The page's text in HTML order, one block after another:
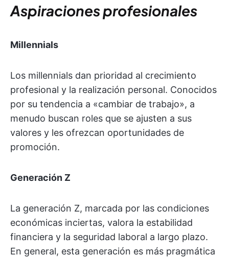
Aspiraciones profesionales
Millennials
Los millennials dan prioridad al crecimiento
profesional y la realización personal. Conocidos
por su tendencia a «cambiar de trabajo», a
menudo buscan roles que se ajusten a sus
valores y les ofrezcan oportunidades de
promoción.
Generación Z
La generación Z, marcada por las condiciones
económicas inciertas, valora la estabilidad
financiera y la seguridad laboral a largo plazo.
En general, esta generación es más pragmática